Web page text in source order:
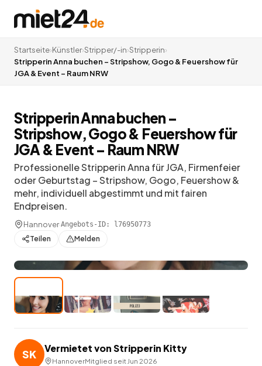
Startseite›Künstler›Stripper/-in›Stripperin›
Stripperin Anna buchen – Stripshow, Gogo & Feuershow für
JGA & Event – Raum NRW
Stripperin Anna buchen –
Stripshow, Gogo & Feuershow für
JGA & Event – Raum NRW
Professionelle Stripperin Anna für JGA, Firmenfeier
oder Geburtstag – Stripshow, Gogo, Feuershow &
mehr, individuell abgestimmt und mit fairen
Endpreisen.
Hannover·Angebots-ID: l76950773
Teilen Melden
SK Vermietet vonStripperin Kitty
HannoverMitglied seit Jun 2026